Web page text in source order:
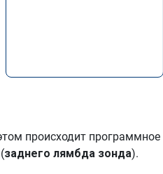
происходит программное
заднего лямбда зонда).